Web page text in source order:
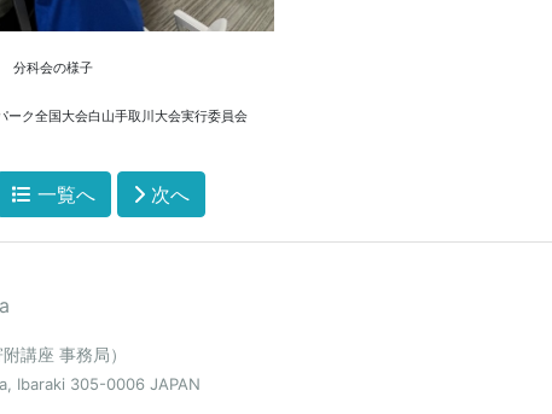
分科会の様子
ーク全国大会白山手取川大会実行委員会
一覧へ 次へ
講座 事務局）
Ibaraki 305-0006 JAPAN